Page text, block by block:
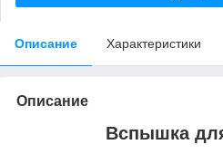
Описание Характеристики
Описание
Вспышка